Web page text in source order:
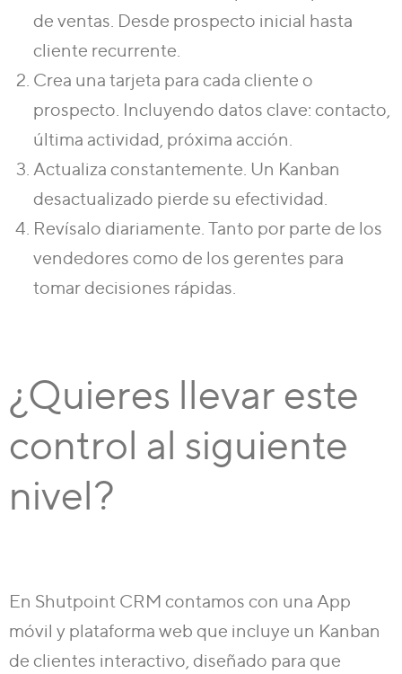
de ventas. Desde prospecto inicial hasta
cliente recurrente.
Crea una tarjeta para cada cliente o
prospecto. Incluyendo datos clave: contacto,
última actividad, próxima acción.
Actualiza constantemente. Un Kanban
desactualizado pierde su efectividad.
Revísalo diariamente. Tanto por parte de los
vendedores como de los gerentes para
tomar decisiones rápidas.
¿Quieres llevar este
control al siguiente
nivel?
En Shutpoint CRM contamos con una App
móvil y plataforma web que incluye un Kanban
de clientes interactivo, diseñado para que